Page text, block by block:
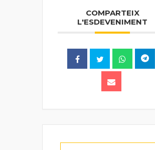
COMPARTEIX
L'ESDEVENIMENT